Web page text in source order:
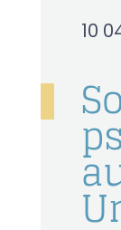
10